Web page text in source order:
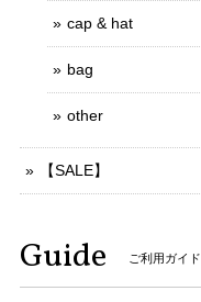
cap & hat
bag
other
【SALE】
Guide ご利用ガイド